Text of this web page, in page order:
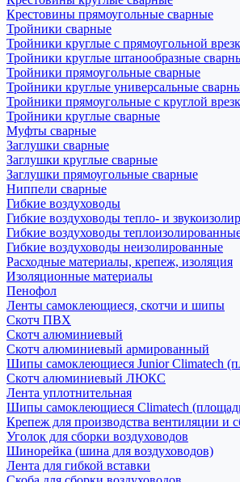
Крестовины прямоугольные сварные
Тройники сварные
Тройники круглые с прямоугольной
Тройники круглые штанообразные
Тройники прямоугольные сварные
Тройники круглые универсальные
Тройники прямоугольные с круглой
Тройники круглые сварные
Муфты сварные
Заглушки сварные
Заглушки круглые сварные
Заглушки прямоугольные сварные
Ниппели сварные
Гибкие воздуховоды
Гибкие воздуховоды тепло- и
Гибкие воздуховоды
Гибкие воздуховоды неизолированные
Расходные материалы, крепеж, изоляция
Изоляционные материалы
Пенофол
Ленты самоклеющиеся, скотчи и шипы
Скотч ПВХ
Скотч алюминиевый
Скотч алюминиевый армированный
Шипы самоклеющиеся Junior Climatech
Скотч алюминиевый ЛЮКС
Лента уплотнительная
Шипы самоклеющиеся Climatech
Крепеж для производства вентиляции и
Уголок для сборки воздуховодов
Шинорейка (шина для воздуховодов)
Лента для гибкой вставки